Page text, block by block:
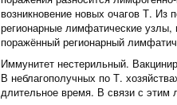
возникновение новых очагов Т.
регионарные лимфатические узлы,
поражённый регионарный
Иммунитет нестерильный.
В неблагополучных по Т.
длительное время. В связи с